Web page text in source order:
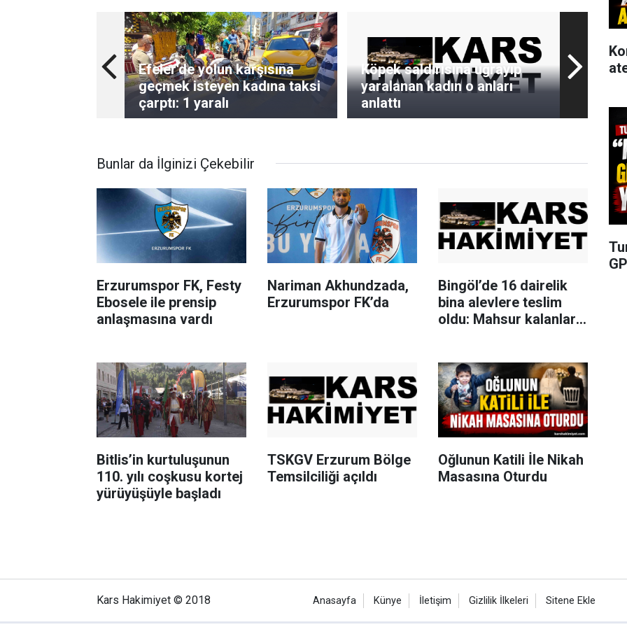
Efeler'de yolun karşısına
geçmek isteyen kadına taksi
çarptı: 1 yaralı
Köpek saldırısına uğrayıp
yaralanan kadın o anları
anlattı
Bunlar da İlginizi Çekebilir
Erzurumspor FK, Festy
Ebosele ile prensip
anlaşmasına vardı
Nariman Akhundzada,
Erzurumspor FK’da
Bingöl’de 16 dairelik
bina alevlere teslim
oldu: Mahsur kalanları
Bitlis’in kurtuluşunun
110. yılı coşkusu kortej
yürüyüşüyle başladı
TSKGV Erzurum Bölge
Temsilciliği açıldı
Oğlunun Katili İle Nikah
Masasına Oturdu
Kars Hakimiyet © 2018 Anasayfa Künye İletişim Gizlilik İlkeleri Sitene Ekle